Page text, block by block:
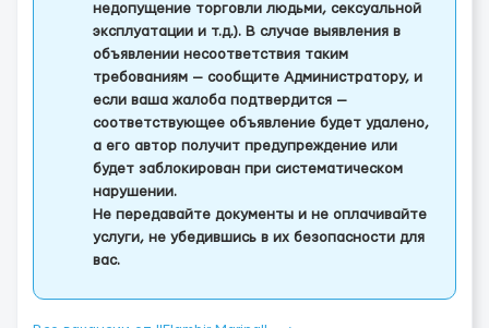
недопущение торговли людьми, сексуальной
эксплуатации и т.д.). В случае выявления в
объявлении несоответствия таким
требованиям — сообщите Администратору, и
если ваша жалоба подтвердится —
соответствующее объявление будет удалено,
а его автор получит предупреждение или
будет заблокирован при систематическом
нарушении.
Не передавайте документы и не оплачивайте
услуги, не убедившись в их безопасности для
вас.